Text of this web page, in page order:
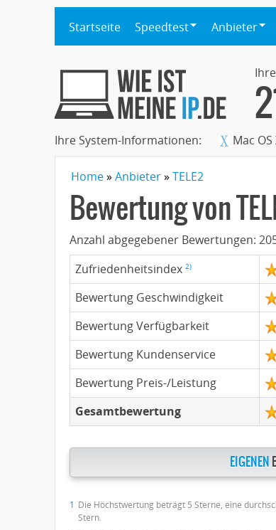
Startseite Speedtest Anbieter
Ihre System-Informationen: Mac
Home Anbieter TELE2
Bewertung von
Anzahl abgegebener Bewertungen:
Zufriedenheitsindex 2)
Bewertung Geschwindigkeit
Bewertung Verfügbarkeit
Bewertung Kundenservice
Bewertung Preis-/Leistung
Gesamtbewertung
EIGENEN
1 Die Höchstwertung beträgt 5 Sterne, eine
Stern.